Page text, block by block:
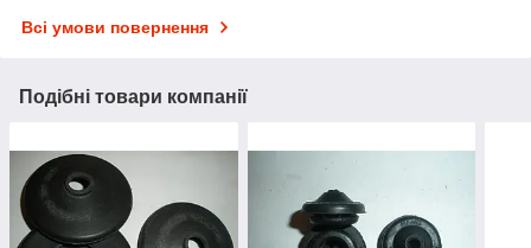
Всі умови повернення
Подібні товари компанії